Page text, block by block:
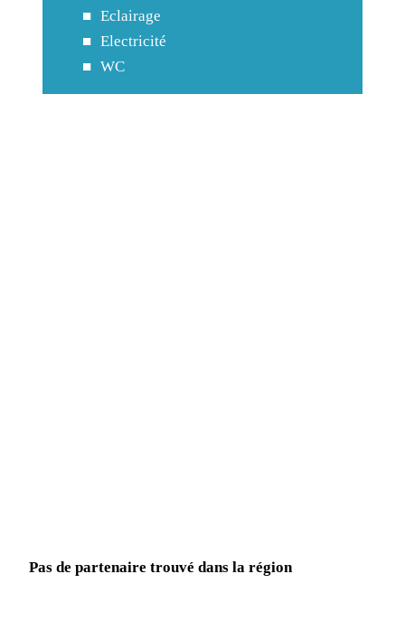
Eclairage
Electricité
WC
Pas de partenaire trouvé dans la région